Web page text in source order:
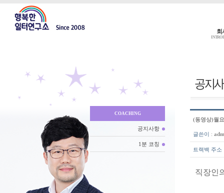
회
COACHING
공지사항
1분 코칭
(동영상)월
글쓴이 :
트랙백 주소
직장인